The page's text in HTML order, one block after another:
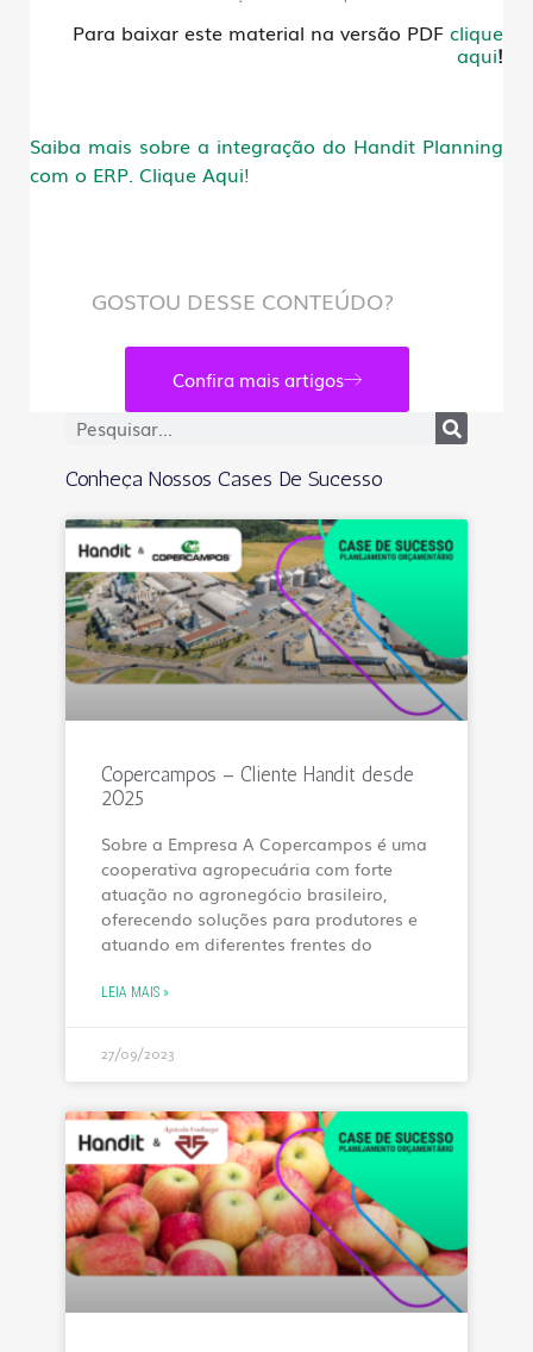
Para baixar este material na versão PDF clique
aqui!
Saiba mais sobre a integração do Handit Planning
com o ERP. Clique Aqui!
GOSTOU DESSE CONTEÚDO?
Confira mais artigos
Conheça Nossos Cases De Sucesso
Copercampos – Cliente Handit desde
2025
Sobre a Empresa A Copercampos é uma
cooperativa agropecuária com forte
atuação no agronegócio brasileiro,
oferecendo soluções para produtores e
atuando em diferentes frentes do
LEIA MAIS »
27/09/2023